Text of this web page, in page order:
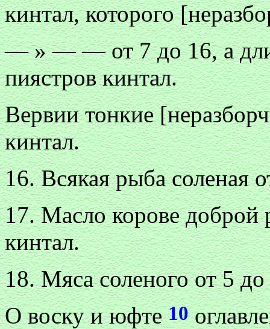
кинтал, которого
— » — — от 7 до 16, а
пиястров кинтал.
Вервии тонкие
кинтал.
16. Всякая рыба соленая
17. Масло корове доброй
кинтал.
18. Мяса соленого от 5
О воску и юфте10